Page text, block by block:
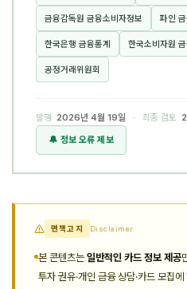
금융감독원 금융소비자정보 파인
한국은행 금융통계 한국소비자원
공정거래위원회
발행 2026년 4월 19일 · 최종 검토
🔔 정보 오류 제보
면책고지 Disclaimer
본 콘텐츠는 일반적인 카드 정보 제공
투자 권유·개인 금융 상담·카드 모집